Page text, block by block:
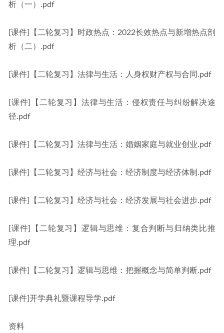
析（一）.pdf
[课件]【二轮复习】时政热点：2022长效热点与新增热点剖
析（二）.pdf
[课件]【二轮复习】法律与生活：人身权财产权与合同.pdf
[课件]【二轮复习】法律与生活：侵权责任与纠纷解决途
径.pdf
[课件]【二轮复习】法律与生活：婚姻家庭与就业创业.pdf
[课件]【二轮复习】经济与社会：经济制度与经济体制.pdf
[课件]【二轮复习】经济与社会：经济发展与社会进步.pdf
[课件]【二轮复习】逻辑与思维：复合判断与归纳类比推
理.pdf
[课件]【二轮复习】逻辑与思维：把握概念与简单判断.pdf
[课件]开学典礼暨课程导学.pdf
资料